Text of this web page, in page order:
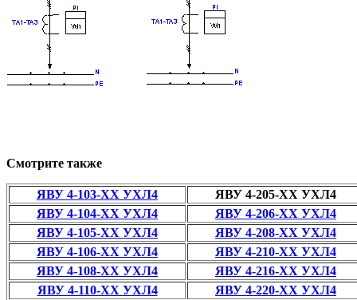
Смотрите также
ЯВУ 4-103-ХХ УХЛ4
ЯВУ 4-205-ХХ УХЛ4
ЯВУ 4-104-ХХ УХЛ4
ЯВУ 4-206-ХХ УХЛ4
ЯВУ 4-105-ХХ УХЛ4
ЯВУ 4-208-ХХ УХЛ4
ЯВУ 4-106-ХХ УХЛ4
ЯВУ 4-210-ХХ УХЛ4
ЯВУ 4-108-ХХ УХЛ4
ЯВУ 4-216-ХХ УХЛ4
ЯВУ 4-110-ХХ УХЛ4
ЯВУ 4-220-ХХ УХЛ4